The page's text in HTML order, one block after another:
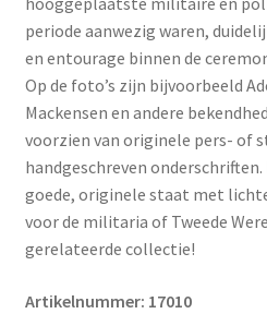
periode aanwezig waren,
en entourage binnen de
Op de foto’s zijn bijvoorbeeld
Mackensen en andere
voorzien van originele pers- of
handgeschreven
goede, originele staat met
voor de militaria of Tweede
gerelateerde collectie!
Artikelnummer: 17010